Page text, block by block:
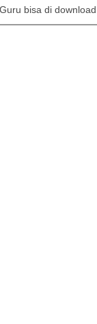
bisa di download